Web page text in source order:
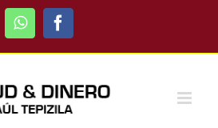
WhatsAppFacebook